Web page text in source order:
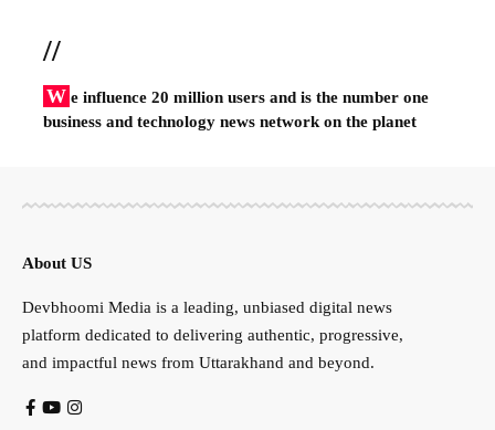
//
W e influence 20 million users and is the number one
business and technology news network on the planet
About US
Devbhoomi Media is a leading, unbiased digital news
platform dedicated to delivering authentic, progressive,
and impactful news from Uttarakhand and beyond.